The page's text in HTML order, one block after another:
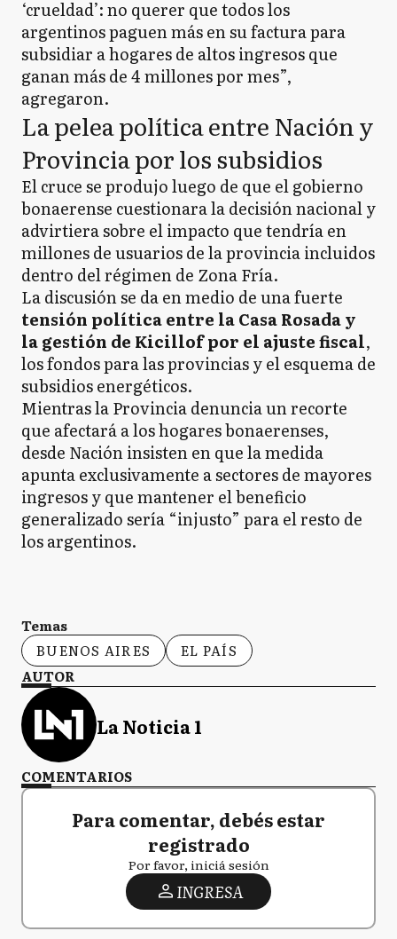
‘crueldad’: no querer que todos los
argentinos paguen más en su factura para
subsidiar a hogares de altos ingresos que
ganan más de 4 millones por mes”,
agregaron.
La pelea política entre Nación y
Provincia por los subsidios
El cruce se produjo luego de que el gobierno
bonaerense cuestionara la decisión nacional y
advirtiera sobre el impacto que tendría en
millones de usuarios de la provincia incluidos
dentro del régimen de Zona Fría.
La discusión se da en medio de una fuerte
tensión política entre la Casa Rosada y
la gestión de Kicillof por el ajuste fiscal,
los fondos para las provincias y el esquema de
subsidios energéticos.
Mientras la Provincia denuncia un recorte
que afectará a los hogares bonaerenses,
desde Nación insisten en que la medida
apunta exclusivamente a sectores de mayores
ingresos y que mantener el beneficio
generalizado sería “injusto” para el resto de
los argentinos.
Temas
BUENOS AIRES
EL PAÍS
AUTOR
La Noticia 1
COMENTARIOS
Para comentar, debés estar
registrado
Por favor, iniciá sesión
INGRESA